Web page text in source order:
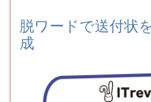
脱ワードで送付状
成